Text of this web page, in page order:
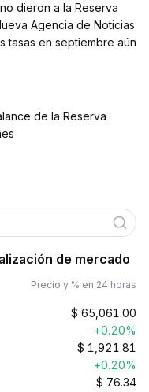
dieron a la Reserva
Agencia de Noticias
tasas en septiembre aún
de la Reserva
de mercado
Precio y % en 24 horas
$ 65,061.00
+0.20%
$ 1,921.81
+0.20%
$ 76.34